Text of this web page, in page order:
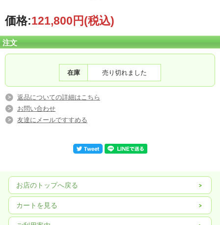
価格:121,800円(税込)
注文
在庫 売り切れました
返品についての詳細はこちら
お問い合わせ
友達にメールですすめる
お店のトップへ戻る
カートを見る